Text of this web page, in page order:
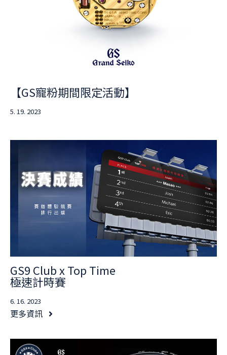
【GS寵粉期間限定活動】
5. 19. 2023
GS9 Club x Top Time
極速計時賽
6. 16. 2023
更多資訊